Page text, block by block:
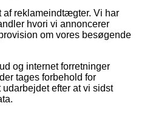
af reklameindtægter. Vi har
hvori vi annoncerer
om vores besøgende
og internet forretninger
tages forbehold for
efter at vi sidst